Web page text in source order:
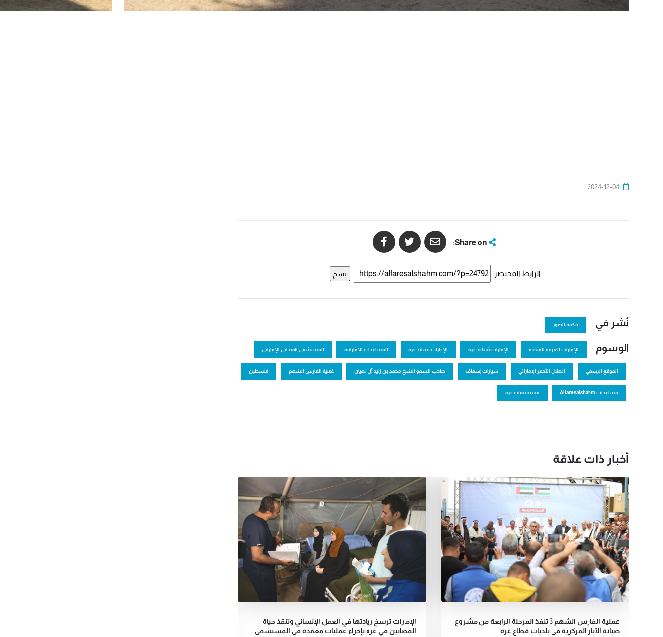
2024-12-04
الرابط المختصر: نسخ
نُشر في مكتبة الصور
الوسوم الإمارات العربية المتحدة الإمارات تُساعد غزة الإمارات تساند غزة المساعدات الاماراتية المستشفى الميداني الإماراتي
الموقع الرسمي الهلال الأحمر الإماراتي سيارات إسعاف صاحب السمو الشيخ محمد بن زايد آل نهيان غملية الفارس الشهم فلسطين
مساعدات Alfaresalshahm مستشفيات غزة
أخبار ذات علاقة
عملية الفارس الشهم 3 تنفذ المرحلة الرابعة من مشروع
صيانة الآبار المركزية في بلديات قطاع غزة
الإمارات ترسخ ريادتها في العمل الإنساني وتنقذ حياة
المصابين في غزة بإجراء عمليات معقدة في المستشفى